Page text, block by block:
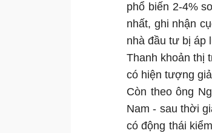
phổ biến 2-4%
nhất, ghi nhận
nhà đầu tư bị áp
Thanh khoản thị
có hiện tượng
Còn theo ông
Nam - sau thời
có động thái